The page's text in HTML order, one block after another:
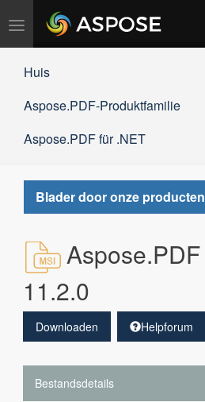
Navigation
umschalten
Huis
Aspose.PDF-Produktfamilie
Aspose.PDF für .NET
Blader door onze producten
11.2.0
Downloaden Helpforum
Bestandsdetails